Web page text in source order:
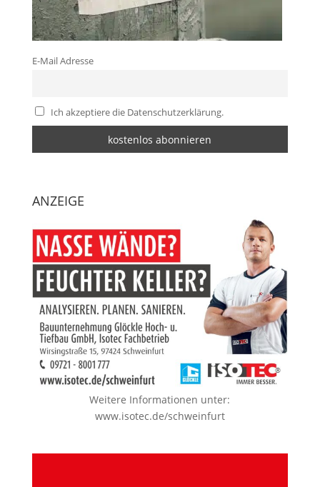
E-Mail Adresse
Ich akzeptiere die Datenschutzerklärung.
ANZEIGE
Weitere Informationen unter:
www.isotec.de/schweinfurt